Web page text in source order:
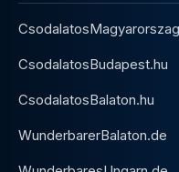
CsodalatosMagyarorszag
CsodalatosBudapest.hu
CsodalatosBalaton.hu
WunderbarerBalaton.de